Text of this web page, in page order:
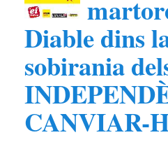
Diable dins
sobirania
CANVIAR-